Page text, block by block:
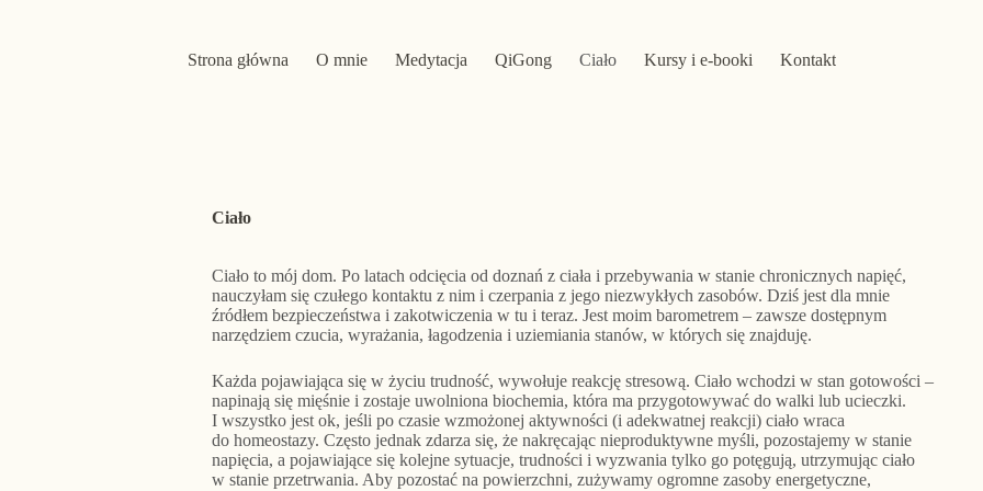
Strona główna O mnie Medytacja QiGong Ciało Kursy i e-booki Kontakt
Ciało
Ciało to mój dom. Po latach odcięcia od doznań z ciała i przebywania w stanie chronicznych napięć,
nauczyłam się czułego kontaktu z nim i czerpania z jego niezwykłych zasobów. Dziś jest dla mnie
źródłem bezpieczeństwa i zakotwiczenia w tu i teraz. Jest moim barometrem – zawsze dostępnym
narzędziem czucia, wyrażania, łagodzenia i uziemiania stanów, w których się znajduję.
Każda pojawiająca się w życiu trudność, wywołuje reakcję stresową. Ciało wchodzi w stan gotowości –
napinają się mięśnie i zostaje uwolniona biochemia, która ma przygotowywać do walki lub ucieczki.
I wszystko jest ok, jeśli po czasie wzmożonej aktywności (i adekwatnej reakcji) ciało wraca
do homeostazy. Często jednak zdarza się, że nakręcając nieproduktywne myśli, pozostajemy w stanie
napięcia, a pojawiające się kolejne sytuacje, trudności i wyzwania tylko go potęgują, utrzymując ciało
w stanie przetrwania. Aby pozostać na powierzchni, zużywamy ogromne zasoby energetyczne,